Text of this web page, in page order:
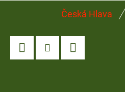
Česká Hlava